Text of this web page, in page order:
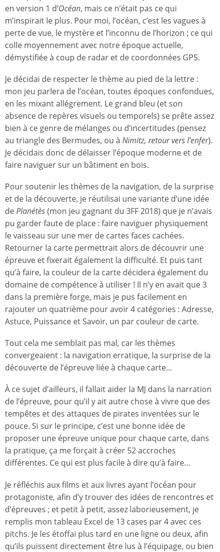
en version 1 d’Océan, mais ce n’était pas ce qui
m’inspirait le plus. Pour moi, l’océan, c’est les vagues à
perte de vue, le mystère et l’inconnu de l’horizon ; ce qui
colle moyennement avec notre époque actuelle,
démystifiée à coup de radar et de coordonnées GPS.
Je décidai de respecter le thème au pied de la lettre :
mon jeu parlera de l’océan, toutes époques confondues,
en les mixant allégrement. Le grand bleu (et son
absence de repères visuels ou temporels) se prête assez
bien à ce genre de mélanges ou d’incertitudes (pensez
au triangle des Bermudes, ou à Nimitz, retour vers l’enfer).
Je décidais donc de délaisser l’époque moderne et de
faire naviguer sur un bâtiment en bois.
Pour soutenir les thèmes de la navigation, de la surprise
et de la découverte, je réutilisai une variante d’une idée
dePlanétès(mon jeu gagnant du 3FF 2018) que je n’avais
pu garder faute de place : faire naviguer physiquement
le vaisseau sur une mer de cartes faces cachées.
Retourner la carte permettrait alors de découvrir une
épreuve et fixerait également la difficulté. Et puis tant
qu’à faire, la couleur de la carte décidera également du
domaine de compétence à utiliser ! Il n’y en avait que 3
dans la première forge, mais je pus facilement en
rajouter un quatrième pour avoir 4 catégories : Adresse,
Astuce, Puissance et Savoir, un par couleur de carte.
Tout cela me semblait pas mal, car les thèmes
convergeaient : la navigation erratique, la surprise de la
découverte de l’épreuve liée à chaque carte…
À ce sujet d’ailleurs, il fallait aider la MJ dans la narration
de l’épreuve, pour qu’il y ait autre chose à vivre que des
tempêtes et des attaques de pirates inventées sur le
pouce. Si sur le principe, c’est une bonne idée de
proposer une épreuve unique pour chaque carte, dans
la pratique, ça me forçait à créer 52 accroches
différentes. Ce qui est plus facile à dire qu’à faire…
Je réfléchis aux films et aux livres ayant l’océan pour
protagoniste, afin d’y trouver des idées de rencontres et
d’épreuves ; et petit à petit, assez laborieusement, je
remplis mon tableau Excel de 13 cases par 4 avec ces
pitchs. Je les étoffai plus tard en une ligne ou deux, afin
qu’ils puissent directement être lus à l’équipage, ou bien